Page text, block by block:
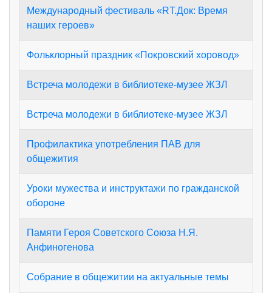
Международный фестиваль «RT.Док: Время
наших героев»
Фольклорный праздник «Покровский хоровод»
Встреча молодежи в библиотеке-музее ЖЗЛ
Встреча молодежи в библиотеке-музее ЖЗЛ
Профилактика употребления ПАВ для
общежития
Уроки мужества и инструктажи по гражданской
обороне
Памяти Героя Советского Союза Н.Я.
Анфиногенова
Собрание в общежитии на актуальные темы